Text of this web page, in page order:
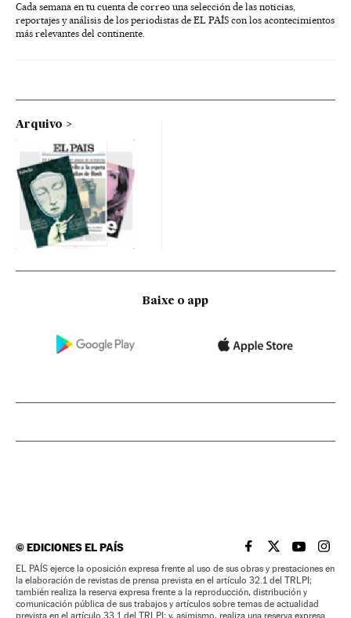
Cada semana en tu cuenta de correo una selección de las noticias,
reportajes y análisis de los periodistas de EL PAÍS con los acontecimientos
más relevantes del continente.
Arquivo
Baixe o app
©EDICIONES EL PAÍS EL PAÍS BRASIL EN
EL PAÍSEL PAÍS
EL
EL PAÍS ejerce la oposición expresa frente al uso de sus obras y prestaciones en
la elaboración de revistas de prensa prevista en el artículo 32.1 del TRLPI;
también realiza la reserva expresa frente a la reproducción, distribución y
comunicación pública de sus trabajos y artículos sobre temas de actualidad
prevista en el artículo 33.1 del TRLPI; y, asimismo, realiza una reserva expresa